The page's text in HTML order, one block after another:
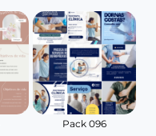
Pack 096